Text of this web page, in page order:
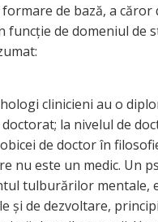
de bază, a căror
funcţie de domeniul de
clinicieni au o
la nivelul de
de doctor în
nu este un medic. Un
tulburărilor mentale,
şi de dezvoltare,